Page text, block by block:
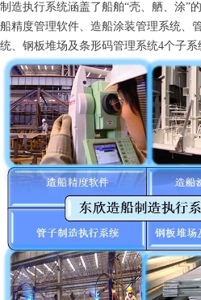
制造执行系统涵盖了船舶“壳、舾、涂”
船精度管理软件、造船涂装管理系统、
统、钢板堆场及条形码管理系统4个子系